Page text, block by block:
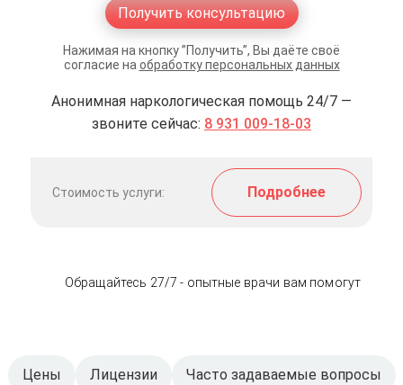
Получить консультацию
Нажимая на кнопку ”Получить”, Вы даёте своё
согласие на обработку персональных данных
Анонимная наркологическая помощь 24/7 —
звоните сейчас: 8 931 009-18-03
Стоимость услуги: Подробнее
Обращайтесь 27/7 - опытные врачи вам помогут
Цены Лицензии Часто задаваемые вопросы